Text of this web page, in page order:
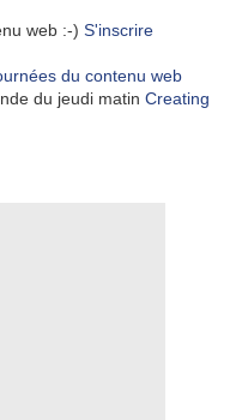
web :-) S'inscrire
du contenu web
du jeudi matin Creating